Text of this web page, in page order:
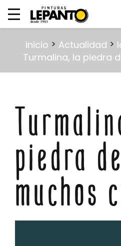
inicio > Actualidad >
Turmalina, la piedra
piedra de
muchos